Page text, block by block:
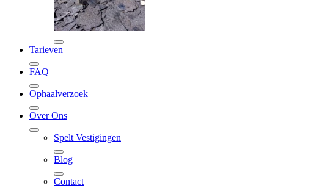
Tarieven
FAQ
Ophaalverzoek
Over Ons
Spelt Vestigingen
Blog
Contact